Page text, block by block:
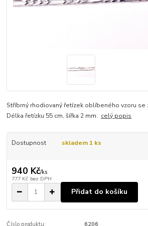
Stříbrný rhodiovaný řetízek oblíbeného vzoru se
Délka řetízku 55 cm, šířka 2 mm. celý popis
Dostupnost skladem 1 ks
940 Kč/ks
777 Kč bez DPH
Přidat do košíku
Číslo produktu:
6206